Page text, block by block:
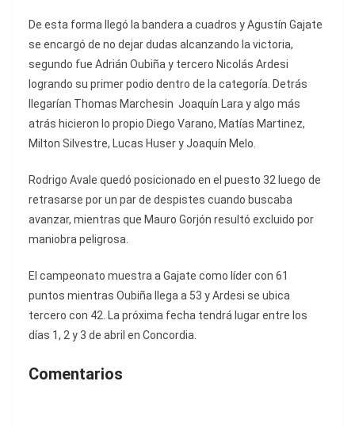
De esta forma llegó la bandera a cuadros y Agustín Gajate
se encargó de no dejar dudas alcanzando la victoria,
segundo fue Adrián Oubiña y tercero Nicolás Ardesi
logrando su primer podio dentro de la categoría. Detrás
llegarían Thomas Marchesin Joaquín Lara y algo más
atrás hicieron lo propio Diego Varano, Matías Martinez,
Milton Silvestre, Lucas Huser y Joaquín Melo.
Rodrigo Avale quedó posicionado en el puesto 32 luego de
retrasarse por un par de despistes cuando buscaba
avanzar, mientras que Mauro Gorjón resultó excluido por
maniobra peligrosa.
El campeonato muestra a Gajate como líder con 61
puntos mientras Oubiña llega a 53 y Ardesi se ubica
tercero con 42. La próxima fecha tendrá lugar entre los
días 1, 2 y 3 de abril en Concordia.
Comentarios